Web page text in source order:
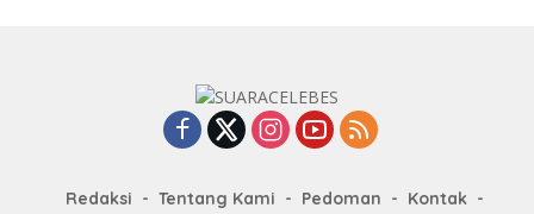
Redaksi Tentang Kami Pedoman Kontak